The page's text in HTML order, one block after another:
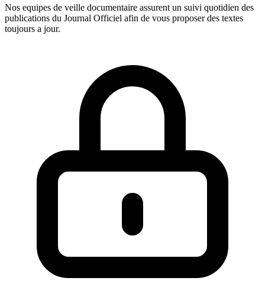
Nos equipes de veille documentaire assurent un suivi quotidien des
publications du Journal Officiel afin de vous proposer des textes
toujours a jour.